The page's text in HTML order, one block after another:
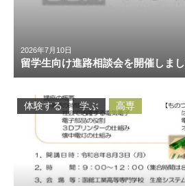
2026年7月10日
留学生向け進路相談会を開催しま
体験する 学ぶ 高専